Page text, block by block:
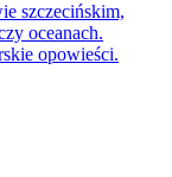
szczecińskim,
oceanach.
opowieści.